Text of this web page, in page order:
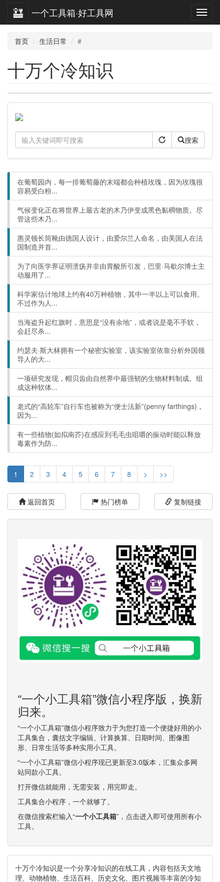
一个工具箱·好工具网
首页 生活日常 #
十万个冷知识
搜索
在葡萄园内，每一排葡萄藤的末端都会种植玫瑰，因为玫瑰很
容易受白粉...
气候变化正在将世界上最古老的木乃伊变成黑色黏稠物质。尽
管这些木乃...
惠灵顿长筒靴由德国人设计，由爱尔兰人命名，由美国人在法
国制造并首...
为了向医学界证明溃疡并非由胃酸所引发，巴里·马歇尔博士主
动服用了...
科学家估计地球上约有40万种植物，其中一半以上可以食用。
不过作为人...
当海盗升起红旗时，意思是“没有余地”，或者说是毫不手软，
会赶尽杀...
约瑟夫·斯大林拥有一个秘密实验室，该实验室依靠分析外国领
导人的大...
一项研究发现，帽贝齿由自然界中最强韧的生物材料制成。组
成这种软体...
老式的“高轮车”自行车也被称为“便士法新”(penny farthings)，
因为...
有一些植物(如拟南芥)在感应到毛毛虫咀嚼的振动时能以释放
毒素作为防...
1 2 3 4 5 6 7 8 > >>
返回首页 热门榜单 复制链接
“一个小工具箱”微信小程序版，换新
归来。
“一个小工具箱”微信小程序致力于为您打造一个便捷好用的小
工具集合，囊括文字编辑、计算换算、日期时间、图像图
形、日常生活等多种实用小工具。
“一个小工具箱”微信小程序现已更新至3.0版本，汇集众多网
站同款小工具。
打开微信就能用，无需安装，用完即走。
工具集合小程序，一个就够了。
在微信搜索栏输入“一个小工具箱”，点击进入即可使用所有小
工具。
十万个冷知识是一个分享冷知识的在线工具，内容包括天文地
理、动物植物、生活百科、历史文化、图片视频等丰富的冷知